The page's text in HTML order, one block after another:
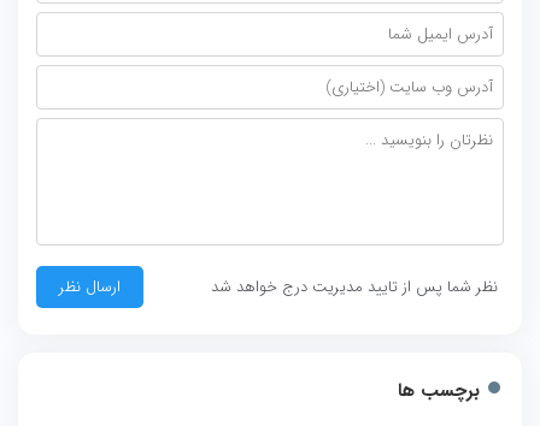
نظر شما پس از تایید مدیریت درج خواهد شد
برچسب ها